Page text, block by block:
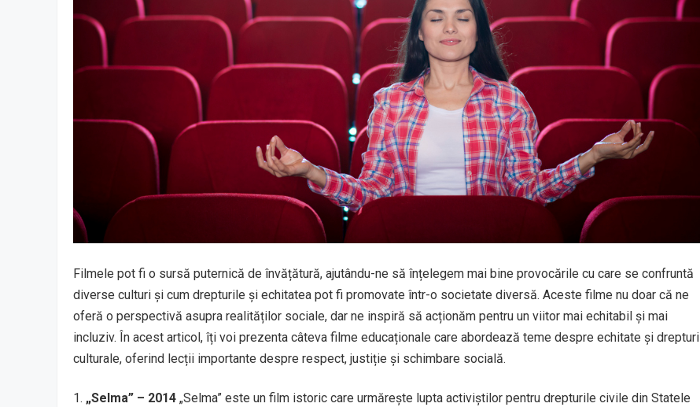
Filmele pot fi o sursă puternică de învățătură, ajutându-ne să înțelegem mai bine provocările cu care se confruntă
diverse culturi și cum drepturile și echitatea pot fi promovate într-o societate diversă. Aceste filme nu doar că ne
oferă o perspectivă asupra realităților sociale, dar ne inspiră să acționăm pentru un viitor mai echitabil și mai
incluziv. În acest articol, îți voi prezenta câteva filme educaționale care abordează teme despre echitate și drepturi
culturale, oferind lecții importante despre respect, justiție și schimbare socială.
„Selma” – 2014 „Selma” este un film istoric care urmărește lupta activiștilor pentru drepturile civile din Statele